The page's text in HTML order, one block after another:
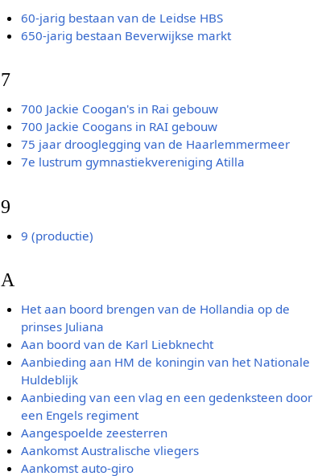
60-jarig bestaan van de Leidse HBS
650-jarig bestaan Beverwijkse markt
7
700 Jackie Coogan's in Rai gebouw
700 Jackie Coogans in RAI gebouw
75 jaar drooglegging van de Haarlemmermeer
7e lustrum gymnastiekvereniging Atilla
9
9 (productie)
A
Het aan boord brengen van de Hollandia op de
prinses Juliana
Aan boord van de Karl Liebknecht
Aanbieding aan HM de koningin van het Nationale
Huldeblijk
Aanbieding van een vlag en een gedenksteen door
een Engels regiment
Aangespoelde zeesterren
Aankomst Australische vliegers
Aankomst auto-giro